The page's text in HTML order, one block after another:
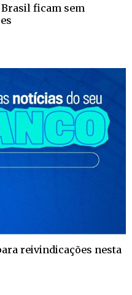
ficam sem
reivindicações nesta